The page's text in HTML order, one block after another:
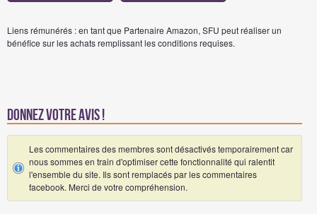
Liens rémunérés : en tant que Partenaire Amazon, SFU peut réaliser un
bénéfice sur les achats remplissant les conditions requises.
Donnez votre avis !
Les commentaires des membres sont désactivés temporairement car
nous sommes en train d'optimiser cette fonctionnalité qui ralentit
l'ensemble du site. Ils sont remplacés par les commentaires
facebook. Merci de votre compréhension.